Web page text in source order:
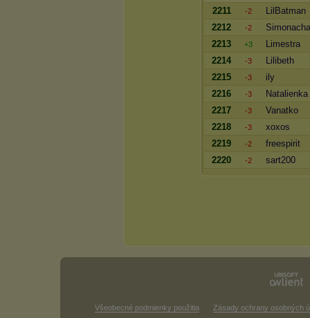
2211
-2 LilBatman
2212
-2
2213
+3 Limestra
2214
-3 Lilibeth
2215
-3 ily
2216
-3 Natalienka
2217
-3 Vanatko
2218
-3 xoxos
2219
-2 freespirit
2220
-2 sart200
Všeobecné podmienky použitia Zásady ochrany osobných